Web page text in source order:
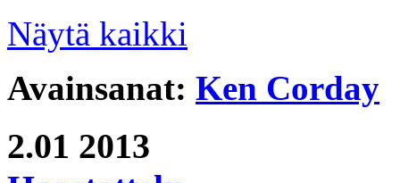
Näytä kaikki
Avainsanat: Ken Corday
2.01 2013